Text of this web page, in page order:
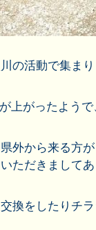
の活動で集ま
上がったよう
外から来る方
ただきまして
換をしたりチ